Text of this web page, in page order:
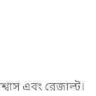
এবং রেজাল্ট।